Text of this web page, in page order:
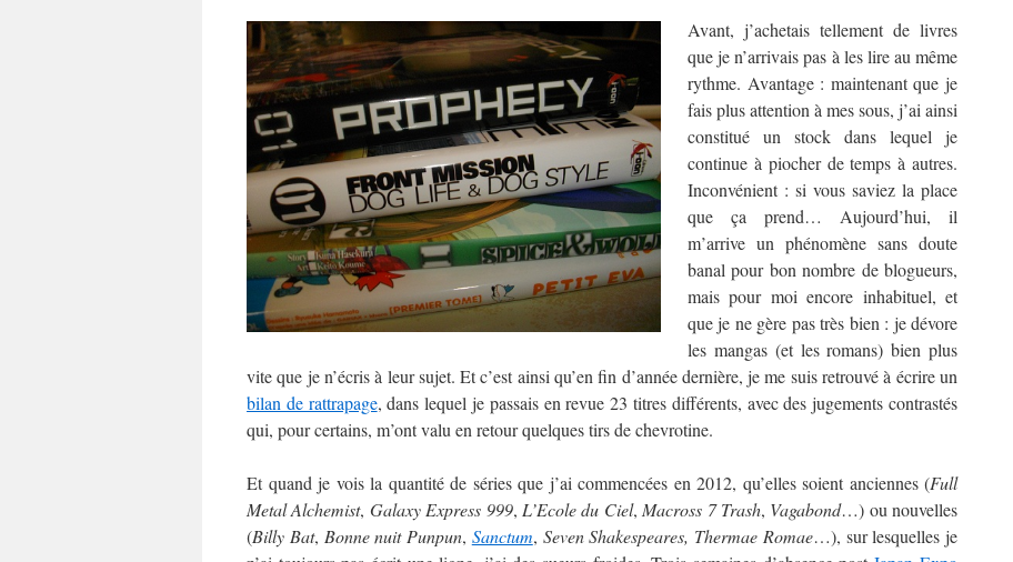
Avant, j’achetais tellement de livres
que je n’arrivais pas à les lire au même
rythme. Avantage : maintenant que je
fais plus attention à mes sous, j’ai ainsi
constitué un stock dans lequel je
continue à piocher de temps à autres.
Inconvénient : si vous saviez la place
que ça prend… Aujourd’hui, il
m’arrive un phénomène sans doute
banal pour bon nombre de blogueurs,
mais pour moi encore inhabituel, et
que je ne gère pas très bien : je dévore
les mangas (et les romans) bien plus
vite que je n’écris à leur sujet. Et c’est ainsi qu’en fin d’année dernière, je me suis retrouvé à écrire un
bilan de rattrapage, dans lequel je passais en revue 23 titres différents, avec des jugements contrastés
qui, pour certains, m’ont valu en retour quelques tirs de chevrotine.
Et quand je vois la quantité de séries que j’ai commencées en 2012, qu’elles soient anciennes (Full
Metal Alchemist, Galaxy Express 999, L’Ecole du Ciel, Macross 7 Trash, Vagabond…) ou nouvelles
(Billy Bat, Bonne nuit Punpun, Sanctum, Seven Shakespeares, Thermae Romae…), sur lesquelles je